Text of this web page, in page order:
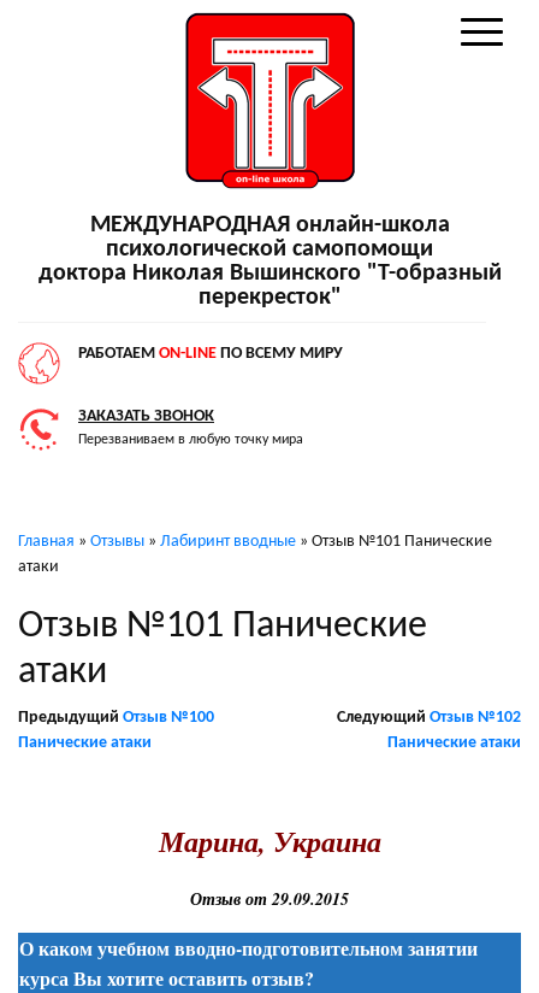
МЕЖДУНАРОДНАЯ онлайн-школа
психологической самопомощи
доктора Николая Вышинского "Т-образный
перекресток"
РАБОТАЕМ ON-LINE ПО ВСЕМУ МИРУ
ЗАКАЗАТЬ ЗВОНОК
Перезваниваем в любую точку мира
Главная » Отзывы » Лабиринт вводные » Отзыв №101 Панические
атаки
Отзыв №101 Панические
атаки
Предыдущий Отзыв №100
Панические атаки
Следующий Отзыв №102
Панические атаки
Марина, Украина
Отзыв от 29.09.2015
О каком учебном вводно-подготовительном занятии
курса Вы хотите оставить отзыв?